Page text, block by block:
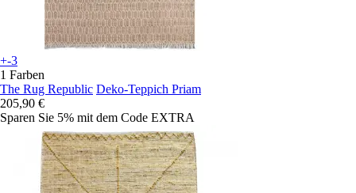
+-3
1 Farben
The Rug Republic Deko-Teppich Priam
205,90 €
Sparen Sie 5% mit dem Code EXTRA